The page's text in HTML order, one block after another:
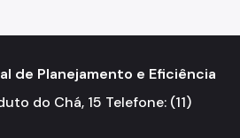
de Planejamento e Eficiência
do Chá, 15 Telefone: (11)